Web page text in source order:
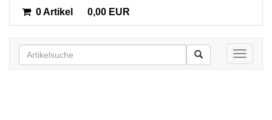
0 Artikel 0,00 EUR
Toggle